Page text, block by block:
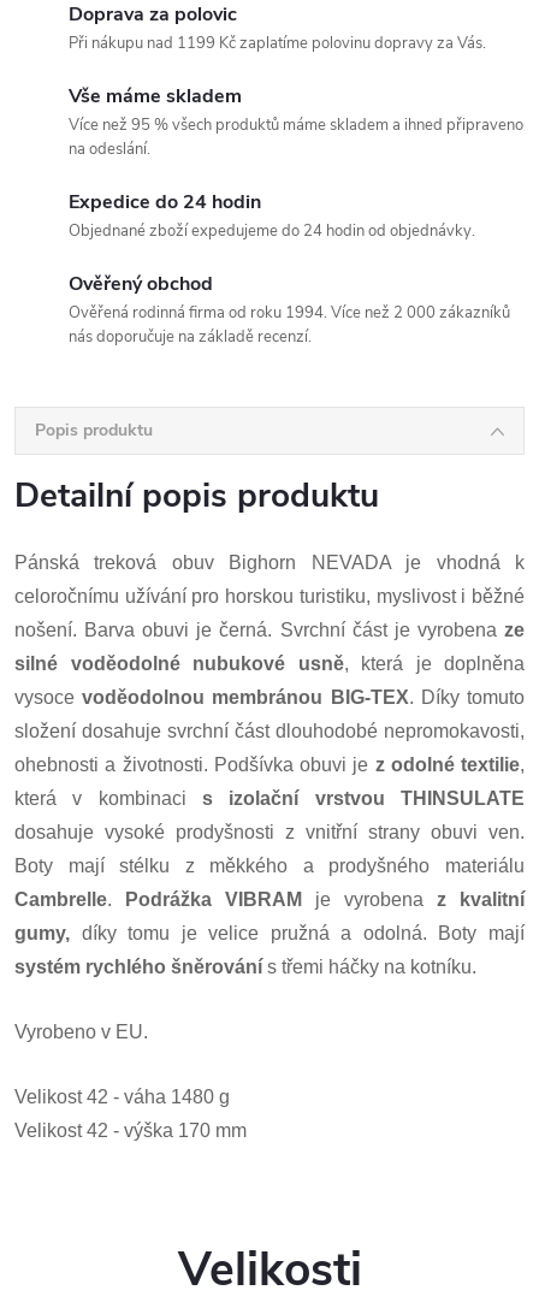
Doprava za polovic
Při nákupu nad 1199 Kč zaplatíme polovinu dopravy za Vás.
Vše máme skladem
Více než 95 % všech produktů máme skladem a ihned připraveno
na odeslání.
Expedice do 24 hodin
Objednané zboží expedujeme do 24 hodin od objednávky.
Ověřený obchod
Ověřená rodinná firma od roku 1994. Více než 2 000 zákazníků
nás doporučuje na základě recenzí.
Popis produktu
Detailní popis produktu
Pánská treková obuv Bighorn NEVADA je vhodná k
celoročnímu užívání pro horskou turistiku, myslivost i běžné
nošení. Barva obuvi je černá. Svrchní část je vyrobena ze
silné voděodolné nubukové usně, která je doplněna
vysocevoděodolnou membránou BIG-TEX. Díky tomuto
složení dosahuje svrchní část dlouhodobé nepromokavosti,
ohebnosti a životnosti. Podšívka obuvi je z odolné textilie,
která v kombinaci s izolační vrstvou
THINSULATE
dosahuje vysoké prodyšnosti z vnitřní strany obuvi ven.
Boty mají stélku z měkkého a prodyšného materiálu
Cambrelle. Podrážka VIBRAM je vyrobena z kvalitní
gumy, díky tomu je velice pružná a odolná. Boty mají
systém rychlého šněrování s třemi háčky na kotníku.
Vyrobeno v EU.
Velikost 42 - váha 1480 g
Velikost 42 - výška 170 mm
Velikosti